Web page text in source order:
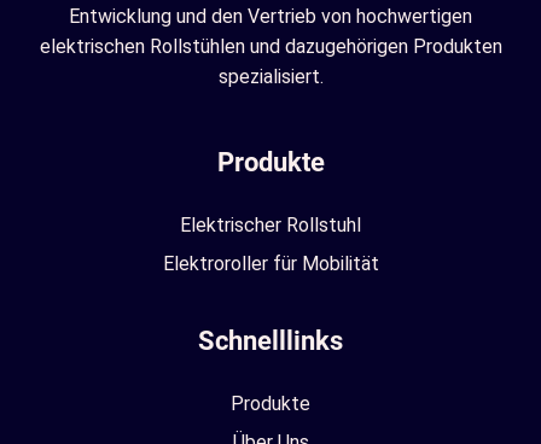
Entwicklung und den Vertrieb von hochwertigen
elektrischen Rollstühlen und dazugehörigen Produkten
spezialisiert.
Produkte
Elektrischer Rollstuhl
Elektroroller für Mobilität
Schnelllinks
Produkte